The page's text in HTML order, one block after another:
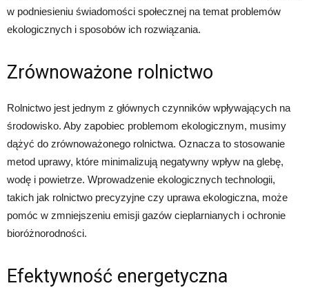
w podniesieniu świadomości społecznej na temat problemów
ekologicznych i sposobów ich rozwiązania.
Zrównoważone rolnictwo
Rolnictwo jest jednym z głównych czynników wpływających na
środowisko. Aby zapobiec problemom ekologicznym, musimy
dążyć do zrównoważonego rolnictwa. Oznacza to stosowanie
metod uprawy, które minimalizują negatywny wpływ na glebę,
wodę i powietrze. Wprowadzenie ekologicznych technologii,
takich jak rolnictwo precyzyjne czy uprawa ekologiczna, może
pomóc w zmniejszeniu emisji gazów cieplarnianych i ochronie
bioróżnorodności.
Efektywność energetyczna